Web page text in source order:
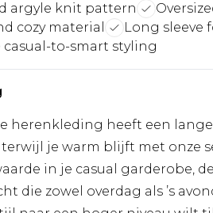
argyle knit pattern
cozy material
Long sleeve
casual-to-smart styling
herenkleding heeft een
je warm blijft met onze
in je casual garderobe,
die zowel overdag als ’s